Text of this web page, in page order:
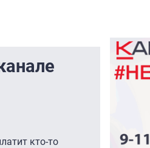
кто-то